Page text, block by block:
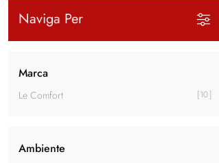
Naviga Per
Marca
Le Comfort 10
Ambiente